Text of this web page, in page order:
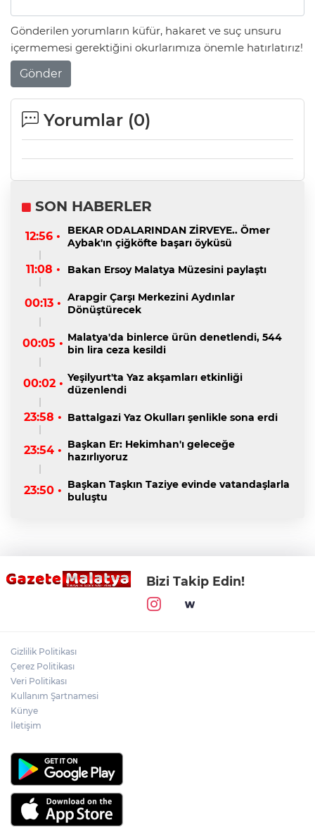
Gönderilen yorumların küfür, hakaret ve suç unsuru
içermemesi gerektiğini okurlarımıza önemle hatırlatırız!
Gönder
Yorumlar (0)
SON HABERLER
12:56 •
BEKAR ODALARINDAN ZİRVEYE.. Ömer
Aybak'ın çiğköfte başarı öyküsü
11:08 • Bakan Ersoy Malatya Müzesini paylaştı
00:13 • Arapgir Çarşı Merkezini Aydınlar
Dönüştürecek
00:05 • Malatya'da binlerce ürün denetlendi, 544
bin lira ceza kesildi
00:02 • Yeşilyurt'ta Yaz akşamları etkinliği
düzenlendi
23:58 • Battalgazi Yaz Okulları şenlikle sona erdi
23:54 • Başkan Er: Hekimhan'ı geleceğe
hazırlıyoruz
23:50 • Başkan Taşkın Taziye evinde vatandaşlarla
buluştu
Bizi Takip Edin!
Gizlilik Politikası
Çerez Politikası
Veri Politikası
Kullanım Şartnamesi
Künye
İletişim